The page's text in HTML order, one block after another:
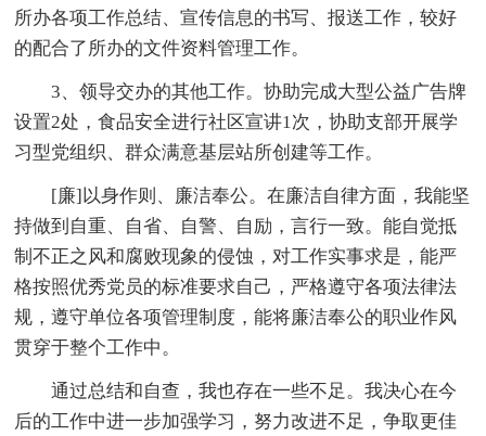
所办各项工作总结、宣传信息的书写、报送工作，较好
的配合了所办的文件资料管理工作。
3、领导交办的其他工作。协助完成大型公益广告牌
设置2处，食品安全进行社区宣讲1次，协助支部开展学
习型党组织、群众满意基层站所创建等工作。
[廉]以身作则、廉洁奉公。在廉洁自律方面，我能坚
持做到自重、自省、自警、自励，言行一致。能自觉抵
制不正之风和腐败现象的侵蚀，对工作实事求是，能严
格按照优秀党员的标准要求自己，严格遵守各项法律法
规，遵守单位各项管理制度，能将廉洁奉公的职业作风
贯穿于整个工作中。
通过总结和自查，我也存在一些不足。我决心在今
后的工作中进一步加强学习，努力改进不足，争取更佳